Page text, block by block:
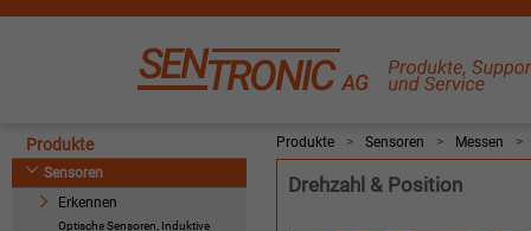
Produkte
Sensoren
Erkennen
Optische Sensoren, Induktive
Produkte > Sensoren > Messen >
Drehzahl & Position